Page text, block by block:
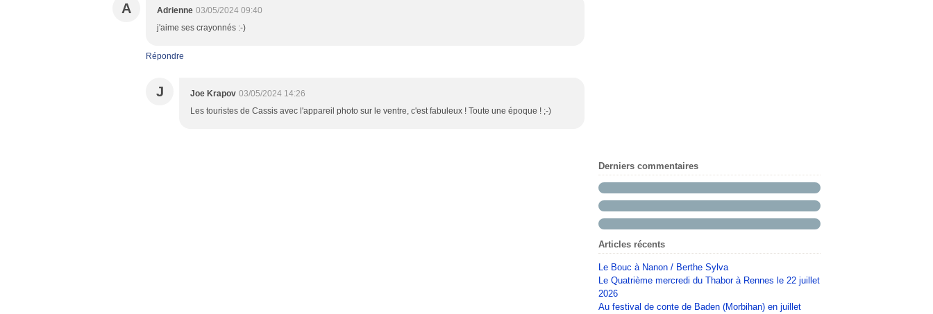
A Adrienne 03/05/2024 09:40
j'aime ses crayonnés :-)
Répondre
J Joe Krapov 03/05/2024 14:26
Les touristes de Cassis avec l'appareil photo sur le ventre, c'est fabuleux ! Toute une époque ! ;-)
Derniers commentaires
Articles récents
Le Bouc à Nanon / Berthe Sylva
Le Quatrième mercredi du Thabor à Rennes le 22 juillet
2026
Au festival de conte de Baden (Morbihan) en juillet